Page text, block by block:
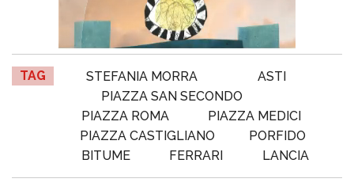
TAG STEFANIA MORRA
ASTI
PIAZZA SAN SECONDO
PIAZZA ROMA
PIAZZA MEDICI
PIAZZA CASTIGLIANO
PORFIDO
BITUME
FERRARI LANCIA